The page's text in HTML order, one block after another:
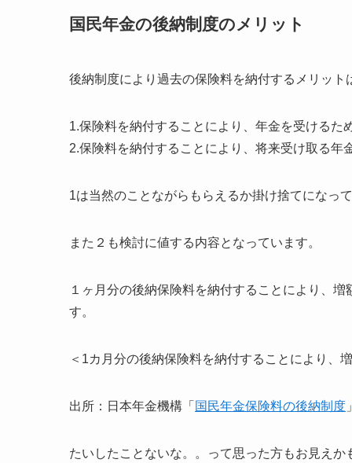
国民年金の後納制度のメリット
後納制度により過去の保険料を納付するメリット
1.保険料を納付することにより、年金を受ける
2.保険料を納付することにより、将来受け取る年
1は当然のことながらもらえるか掛け捨てになっ
また２も検討に値する内容となっています。
１ヶ月分の後納保険料を納付することにより、
す。
＜1カ月分の後納保険料を納付することにより、
出所：日本年金機構「 国民年金保険料の後納制度
たいしたことないな。。って思った方もお見えか